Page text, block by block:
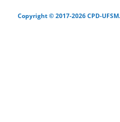
Copyright © 2017-2026 CPD-